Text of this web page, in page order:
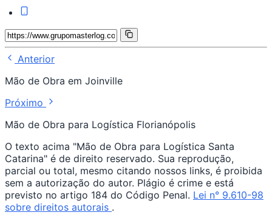
Anterior
Mão de Obra em Joinville
Próximo
Mão de Obra para Logística Florianópolis
O texto acima "Mão de Obra para Logística Santa
Catarina" é de direito reservado. Sua reprodução,
parcial ou total, mesmo citando nossos links, é proibida
sem a autorização do autor. Plágio é crime e está
previsto no artigo 184 do Código Penal. Lei n° 9.610-98
sobre direitos autorais .